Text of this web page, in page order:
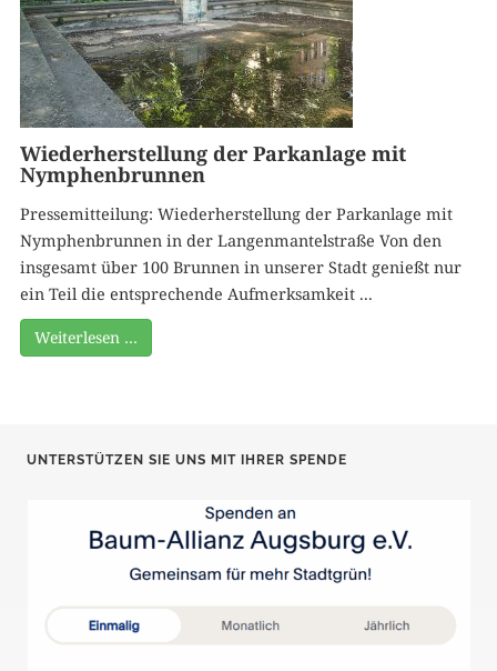
Wiederherstellung der Parkanlage mit
Nymphenbrunnen
Pressemitteilung: Wiederherstellung der Parkanlage mit
Nymphenbrunnen in der Langenmantelstraße Von den
insgesamt über 100 Brunnen in unserer Stadt genießt nur
ein Teil die entsprechende Aufmerksamkeit ...
Weiterlesen …
UNTERSTÜTZEN SIE UNS MIT IHRER SPENDE